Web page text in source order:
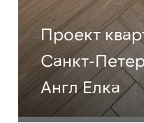
Проект
Санкт-
Англ Елка